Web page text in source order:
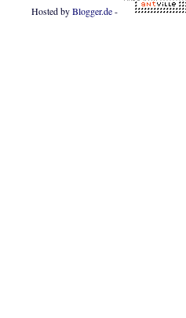
Hosted byBlogger.de-